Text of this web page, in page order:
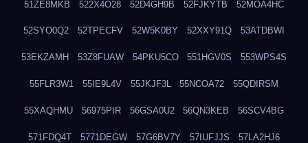
51ZE8MKB 522X4O28 52D4GH9B 52FJKYTB 52MOA4HC
52SYO0Q2 52TPECFV 52W5K0BY 52XXY91Q 53ATDBWI
53EKZAMH 53Z8FUAW 54PKU5CO 551HGV0S 553WPS4S
55FLR3W1 55IE9L4V 55JKJF3L 55NCOA72 55QDIRSM
55XAQHMU 56975PIR 56GSA0U2 56QN3KEB 56SCV4BG
571FDQ4T 5771DEGW 57G6BV7Y 57IUFJJS 57LA2HJ6